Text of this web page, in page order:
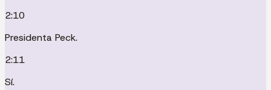
2:10
Presidenta Peck.
2:11
Sí.